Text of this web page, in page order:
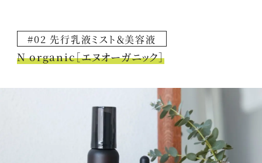
#02 先行乳液ミスト＆美容液
N organic［エヌオーガニック］